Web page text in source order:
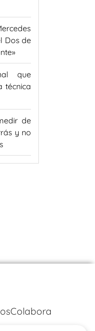
Dos de
que
técnica
de
y no
Colabora